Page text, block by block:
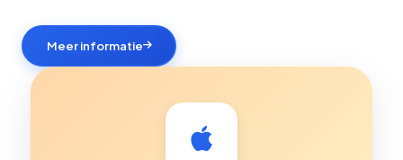
Meer informatie